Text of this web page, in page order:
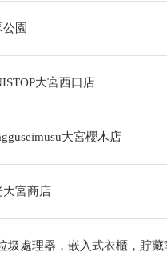
園
大宮西口店
大宮櫻木店
大宮商店
圾處理器，嵌入式衣櫃，貯藏